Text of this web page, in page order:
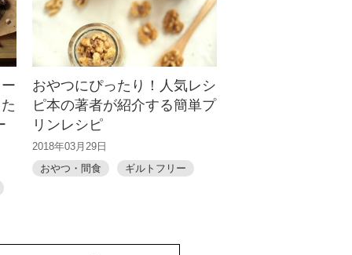
おやつにぴったり！人気レシ
ピ本の著者が紹介する簡単プ
リンレシピ
2018年03月29日
おやつ・間食
ギルトフリー